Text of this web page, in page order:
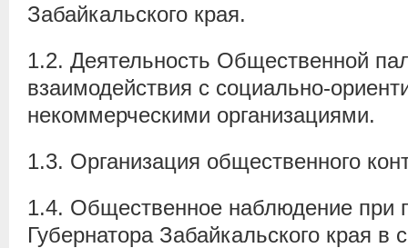
Забайкальского края.
1.2. Деятельность Общественной
взаимодействия с социально-
некоммерческими организациями.
1.3. Организация общественного
1.4. Общественное наблюдение при
Губернатора Забайкальского края в